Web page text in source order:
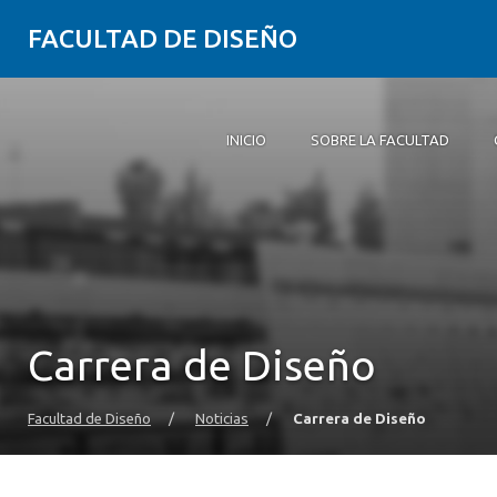
FACULTAD DE DISEÑO
INICIO SOBRE LA FACULTAD
Sobre la Facultad
Postgrados y educación continua
Investigación
Vinculación con el medio
Carrera de Diseño
Facultad de Diseño / Noticias / Carrera de Diseño